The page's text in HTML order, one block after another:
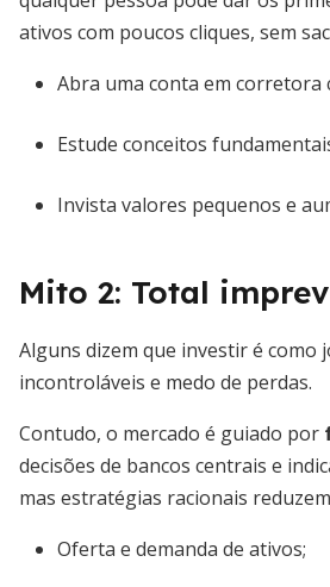
ativos com poucos cliques, sem
Abra uma conta em corretora
Estude conceitos
Invista valores pequenos e
Mito 2: Total
Alguns dizem que investir é como
incontroláveis e medo de perdas.
Contudo, o mercado é guiado por
decisões de bancos centrais e
mas estratégias racionais
Oferta e demanda de ativos;